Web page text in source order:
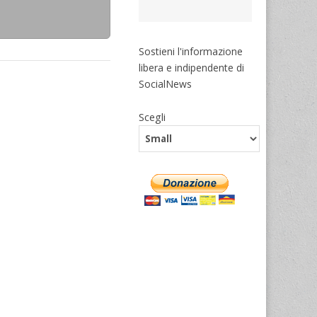
Sostieni l'informazione
libera e indipendente di
SocialNews
Scegli